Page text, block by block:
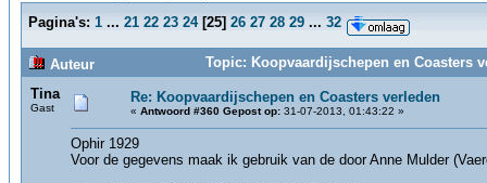
Pagina's: 1 ... 21 22 23 24[25] 26 27 28 29 ... 32
Auteur
Topic: Koopvaardijschepen en Coasters
Tina
Gast
Re: Koopvaardijschepen en Coasters verleden
« Antwoord #360 Gepost op: 31-07-2013, 01:43:22 »
Ophir 1929
Voor de gegevens maak ik gebruik van de door Anne Mulder